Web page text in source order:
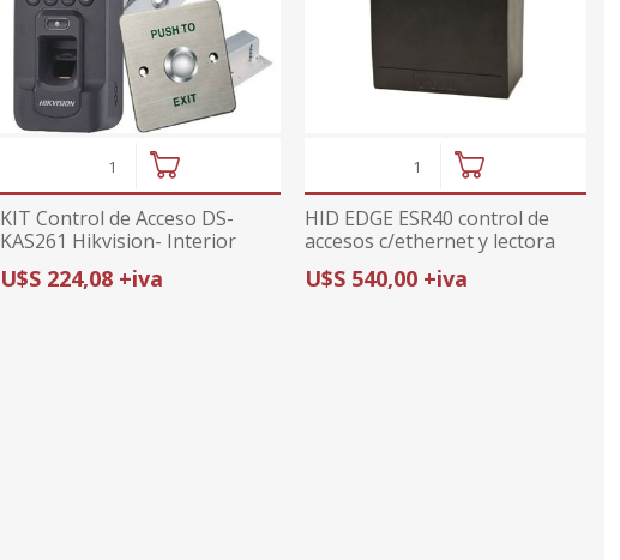
KIT Control de Acceso DS-
KAS261 Hikvision- Interior
U$S 224,08 +iva
HID EDGE ESR40 control de
accesos c/ethernet y lectora
HID Iclass 13,56 GHZ
U$S 540,00 +iva